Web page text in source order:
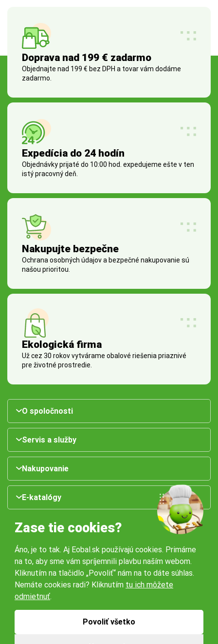
Doprava nad 199 € zadarmo
Objednajte nad 199 € bez DPH a tovar vám dodáme
zadarmo.
Expedícia do 24 hodín
Objednávky prijaté do 10:00 hod. expedujeme ešte v ten
istý pracovný deň.
Nakupujte bezpečne
Ochrana osobných údajov a bezpečné nakupovanie sú
našou prioritou.
Ekologická firma
Už cez 30 rokov vytvárame obalové riešenia priaznivé
pre životné prostredie.
O spoločnosti
Servis a služby
Nakupovanie
E-katalógy
Naše pobočky:
Obchodné podmienky
Zase tie cookies?
Áno, je to tak. Aj Eobal.sk používajú cookies. Primárne
na to, aby sme vám spríjemnili plavbu naším webom.
Kliknutím na tlačidlo „Povoliť“ nám na to dáte súhlas.
Nemáte cookies radi? Kliknutím tu ich môžete
odmietnuť.
Povoliť všetko